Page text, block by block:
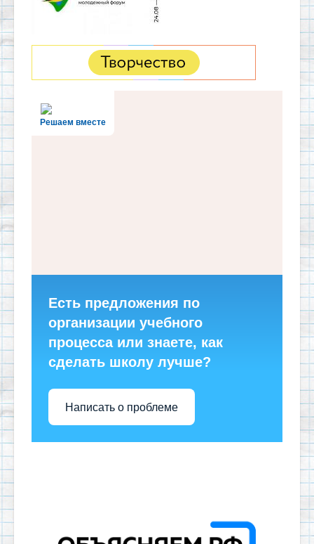
Решаем вместе
Есть предложения по
организации учебного
процесса или знаете, как
сделать школу лучше?
Написать о проблеме